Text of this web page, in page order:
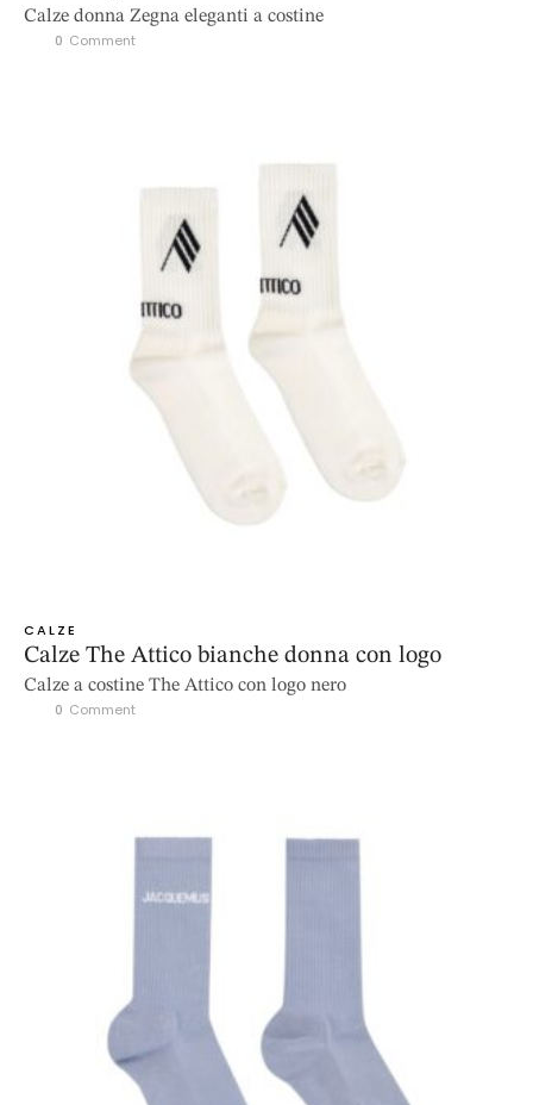
Calze donna Zegna eleganti a costine
0 Comment
CALZE
Calze The Attico bianche donna con logo
Calze a costine The Attico con logo nero
0 Comment